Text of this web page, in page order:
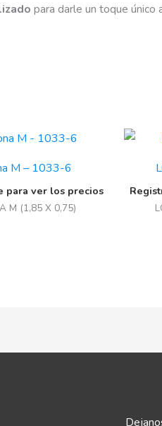
para darle un toque único
M – 1033-6
para ver los precios
M (1,85 X 0,75)